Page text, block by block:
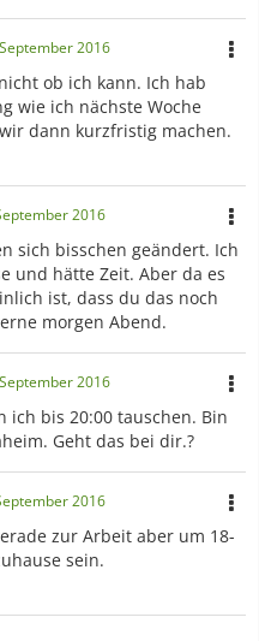
2016
ob ich kann. Ich hab
wie ich nächste Woche
dann kurzfristig machen.
2016
sich bisschen geändert. Ich
und hätte Zeit. Aber da es
ist, dass du das noch
morgen Abend.
2016
ich bis 20:00 tauschen. Bin
Geht das bei dir.?
2016
zur Arbeit aber um 18-
sein.